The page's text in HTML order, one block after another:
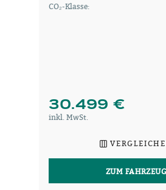
CO₂-Klasse:
30.499 €
inkl. MwSt.
ZUM FAHRZEUG